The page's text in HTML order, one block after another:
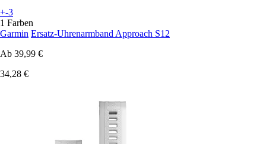
+-3
1 Farben
Garmin Ersatz-Uhrenarmband Approach S12
Ab 39,99 €
34,28 €